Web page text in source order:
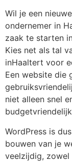
Wil je een
ondernemer in
zaak te starten
Kies net als tal
inHaaltert voor
Een website die
niet alleen snel
WordPress is
bouwen van je
veelzijdig, zowel